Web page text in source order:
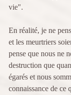
vie".
En réalité, je ne
et les meurtriers
pense que nous ne
destruction que
égarés et nous
connaissance de ce